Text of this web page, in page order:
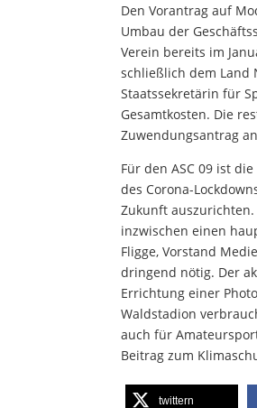
Den Vorantrag auf
Umbau der
Verein bereits im
schließlich dem Land
Staatssekretärin für
Gesamtkosten. Die
Zuwendungsantrag
Für den ASC 09 ist
des Corona-
Zukunft
inzwischen einen
Fligge, Vorstand
dringend nötig. Der
Errichtung einer
Waldstadion
auch für
Beitrag zum
twittern